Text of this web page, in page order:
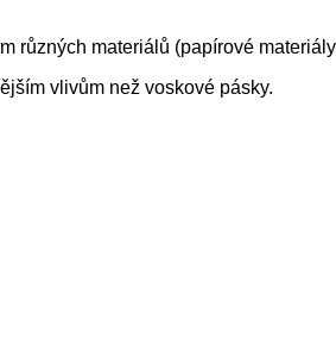
různých materiálů (papírové
vlivům než voskové pásky.